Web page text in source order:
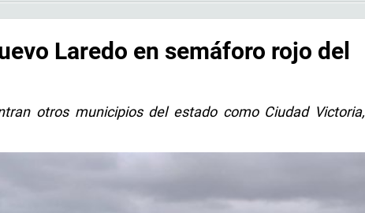
Laredo en semáforo rojo del
otros municipios del estado como Ciudad Victoria,